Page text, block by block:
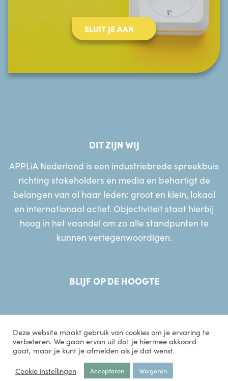
SLUIT JE AAN
DIT ZIJN WIJ
APPLiA Nederland is een industriebrede spreekbuis
richting stakeholders en media en behartigt de
belangen van al haar leden: groot en klein, lokaal
en internationaal actief. Objectiviteit staat hierbij
hoog in het vaandel om zo alle standpunten te
kunnen vertegenwoordigen.
BLIJF OP DE HOOGTE
© 2026 APPLiA Nederland
Sitemap
Disclaimer
Privacyverklaring
Website gerealiseerd doorMediaSoep
Deze website maakt gebruik van cookies om je ervaring te
verbeteren. We gaan ervan uit dat je hiermee akkoord
gaat, maar je kunt je afmelden als je dat wenst.
Cookie instellingen
Accepteren Weigeren